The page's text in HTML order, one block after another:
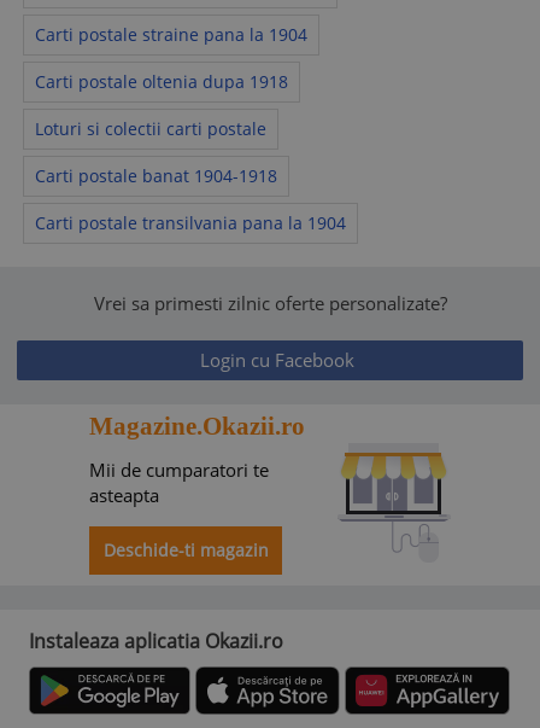
Carti postale straine pana la 1904
Carti postale oltenia dupa 1918
Loturi si colectii carti postale
Carti postale banat 1904-1918
Carti postale transilvania pana la 1904
Vrei sa primesti zilnic oferte personalizate?
Login cu Facebook
Magazine.Okazii.ro
Mii de cumparatori te
asteapta
Deschide-ti magazin
Instaleaza aplicatia Okazii.ro